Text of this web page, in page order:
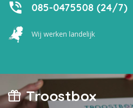
085-0475508 (24/7)
Wij werken landelijk
Troostbox